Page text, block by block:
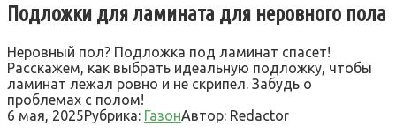
Подложки для ламината для неровного пола
Неровный пол? Подложка под ламинат спасет!
Расскажем, как выбрать идеальную подложку, чтобы
ламинат лежал ровно и не скрипел. Забудь о
проблемах с полом!
6 мая, 2025Рубрика: ГазонАвтор: Redactor